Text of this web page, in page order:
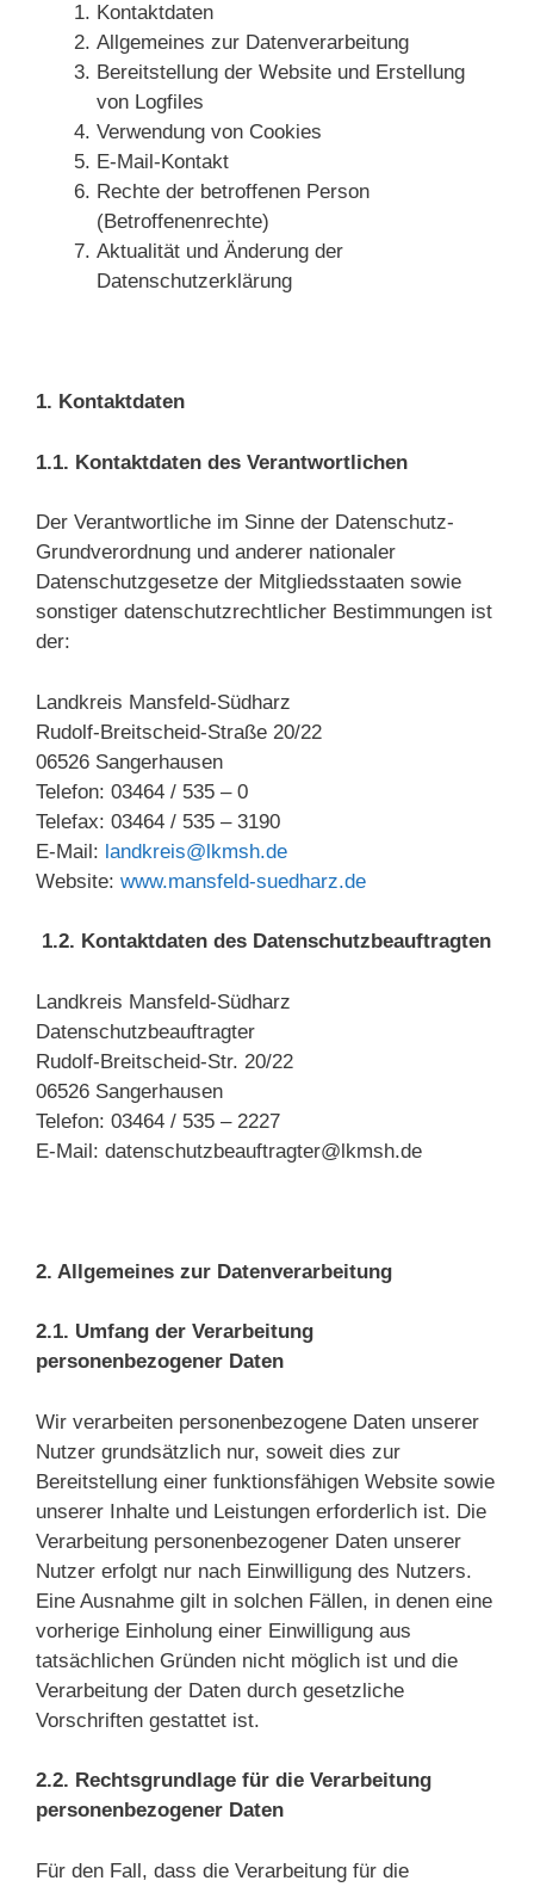
Kontaktdaten
Allgemeines zur Datenverarbeitung
Bereitstellung der Website und Erstellung
von Logfiles
Verwendung von Cookies
E-Mail-Kontakt
Rechte der betroffenen Person
(Betroffenenrechte)
Aktualität und Änderung der
Datenschutzerklärung
1. Kontaktdaten
1.1. Kontaktdaten des Verantwortlichen
Der Verantwortliche im Sinne der Datenschutz-
Grundverordnung und anderer nationaler
Datenschutzgesetze der Mitgliedsstaaten sowie
sonstiger datenschutzrechtlicher Bestimmungen ist
der:
Landkreis Mansfeld-Südharz
Rudolf-Breitscheid-Straße 20/22
06526 Sangerhausen
Telefon: 03464 / 535 – 0
Telefax: 03464 / 535 – 3190
E-Mail: landkreis@lkmsh.de
Website: www.mansfeld-suedharz.de
1.2. Kontaktdaten des Datenschutzbeauftragten
Landkreis Mansfeld-Südharz
Datenschutzbeauftragter
Rudolf-Breitscheid-Str. 20/22
06526 Sangerhausen
Telefon: 03464 / 535 – 2227
E-Mail: datenschutzbeauftragter@lkmsh.de
2. Allgemeines zur Datenverarbeitung
2.1. Umfang der Verarbeitung
personenbezogener Daten
Wir verarbeiten personenbezogene Daten unserer
Nutzer grundsätzlich nur, soweit dies zur
Bereitstellung einer funktionsfähigen Website sowie
unserer Inhalte und Leistungen erforderlich ist. Die
Verarbeitung personenbezogener Daten unserer
Nutzer erfolgt nur nach Einwilligung des Nutzers.
Eine Ausnahme gilt in solchen Fällen, in denen eine
vorherige Einholung einer Einwilligung aus
tatsächlichen Gründen nicht möglich ist und die
Verarbeitung der Daten durch gesetzliche
Vorschriften gestattet ist.
2.2. Rechtsgrundlage für die Verarbeitung
personenbezogener Daten
Für den Fall, dass die Verarbeitung für die